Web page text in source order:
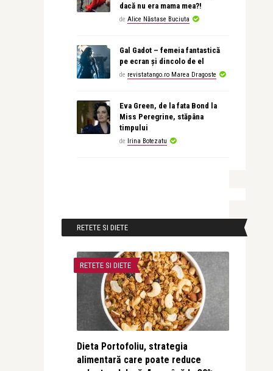
dacă nu era mama mea?!
de Alice Năstase Buciuta
Gal Gadot – femeia fantastică
pe ecran și dincolo de el
de revistatango.ro Marea Dragoste
Eva Green, de la fata Bond la
Miss Peregrine, stăpâna
timpului
de Irina Botezatu
RETETE SI DIETE
RETETE SI DIETE
Dieta Portofoliu, strategia
alimentară care poate reduce